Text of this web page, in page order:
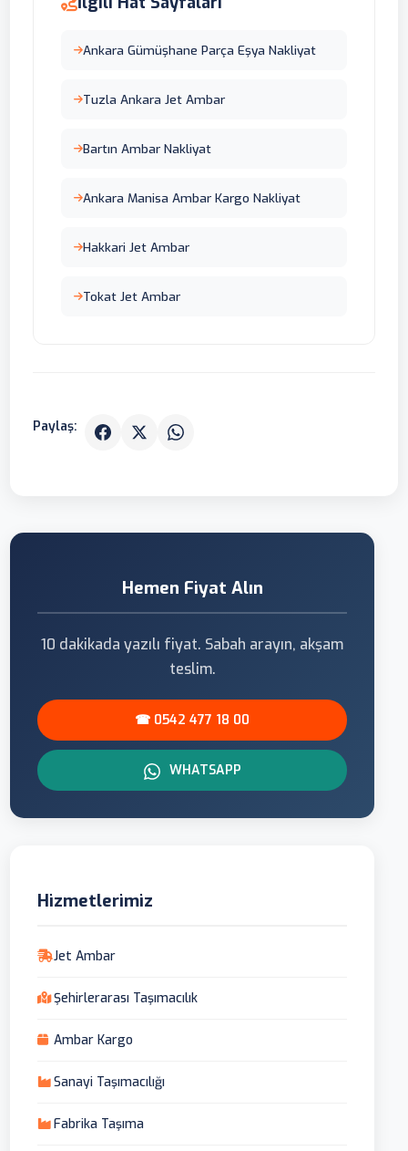
Ankara Gümüşhane Parça Eşya Nakliyat
Tuzla Ankara Jet Ambar
Bartın Ambar Nakliyat
Ankara Manisa Ambar Kargo Nakliyat
Hakkari Jet Ambar
Tokat Jet Ambar
Paylaş:
Hemen Fiyat Alın
10 dakikada yazılı fiyat. Sabah arayın, akşam
teslim.
☎ 0542 477 18 00
WHATSAPP
Hizmetlerimiz
Jet Ambar
Şehirlerarası Taşımacılık
Ambar Kargo
Sanayi Taşımacılığı
Fabrika Taşıma